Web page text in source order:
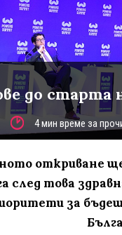
до старта
4 мин време за
откриване
след това
за